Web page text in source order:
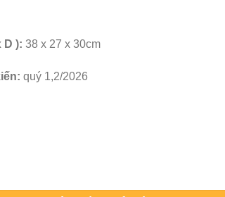
D ): 38 x 27 x 30cm
quý 1,2/2026
RZ studio số lượng